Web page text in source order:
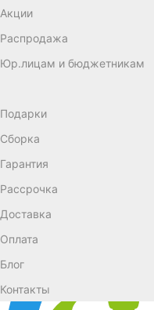
Акции
Распродажа
Юр.лицам и бюджетникам
Подарки
Сборка
Гарантия
Рассрочка
Доставка
Оплата
Блог
Контакты